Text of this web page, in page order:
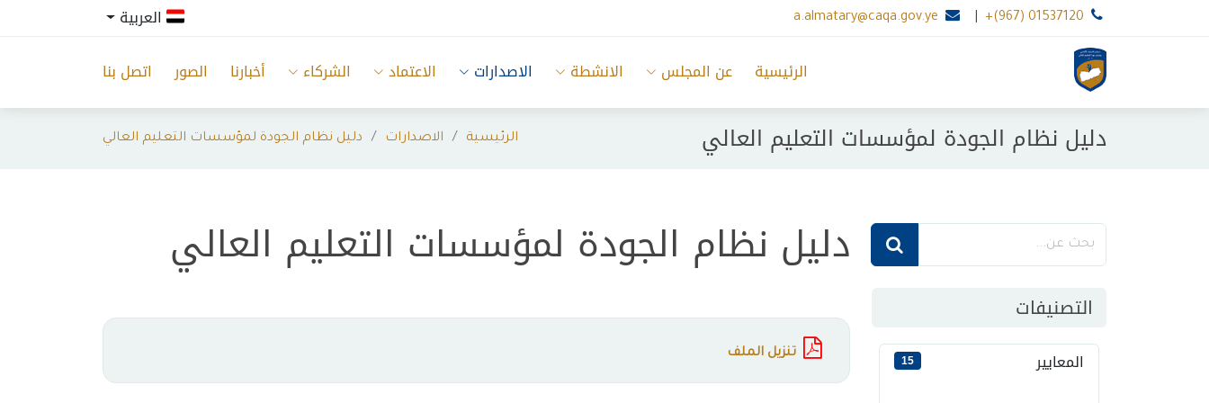
+(967) 01537120
a.almatary@caqa.gov.ye
الرئيسية
عن المجلس الانشطة الاصدارات الاعتماد الشركاء أخبارنا الصور اتصل بنا
دليل نظام الجودة لمؤسسات التعليم العالي الرئيسية الاصدارات دليل نظام الجودة لمؤسسات التعليم العالي
التصنيفات
المعايير 15
دليل نظام الجودة لمؤسسات التعليم العالي
تنزيل الملف